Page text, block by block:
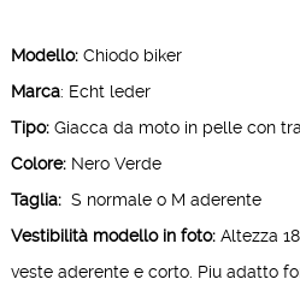
Modello: Chiodo biker
Marca: Echt leder
Tipo:Giacca da moto in pelle con
Colore:Nero Verde
Taglia:S normale o M aderente
Vestibilità modello in foto:Altezza
veste aderente e corto. Piu adatto